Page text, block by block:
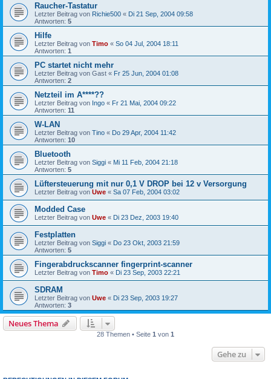
Raucher-Tastatur
Letzter Beitrag von Richie500 « Di 21 Sep, 2004 09:58
Antworten: 5
Hilfe
Letzter Beitrag von Timo « So 04 Jul, 2004 18:11
Antworten: 1
PC startet nicht mehr
Letzter Beitrag von Gast « Fr 25 Jun, 2004 01:08
Antworten: 2
Netzteil im A****??
Letzter Beitrag von Ingo « Fr 21 Mai, 2004 09:22
Antworten: 11
W-LAN
Letzter Beitrag von Tino « Do 29 Apr, 2004 11:42
Antworten: 10
Bluetooth
Letzter Beitrag von Siggi « Mi 11 Feb, 2004 21:18
Antworten: 5
Lüftersteuerung mit nur 0,1 V DROP bei 12 v Versorgung
Letzter Beitrag von Uwe « Sa 07 Feb, 2004 03:02
Modded Case
Letzter Beitrag von Uwe « Di 23 Dez, 2003 19:40
Festplatten
Letzter Beitrag von Siggi « Do 23 Okt, 2003 21:59
Antworten: 5
Fingerabdruckscanner fingerprint-scanner
Letzter Beitrag von Timo « Di 23 Sep, 2003 22:21
SDRAM
Letzter Beitrag von Uwe « Di 23 Sep, 2003 19:27
Antworten: 3
Neues Thema
28 Themen • Seite 1 von 1
Gehe zu